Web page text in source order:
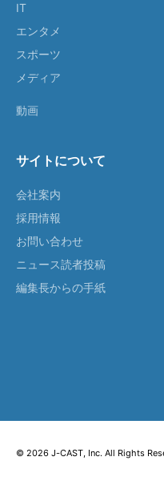
IT
エンタメ
スポーツ
メディア
動画
サイトについて
会社案内
採用情報
お問い合わせ
ニュース読者投稿
編集長からの手紙
© 2026 J-CAST, Inc. All Rights